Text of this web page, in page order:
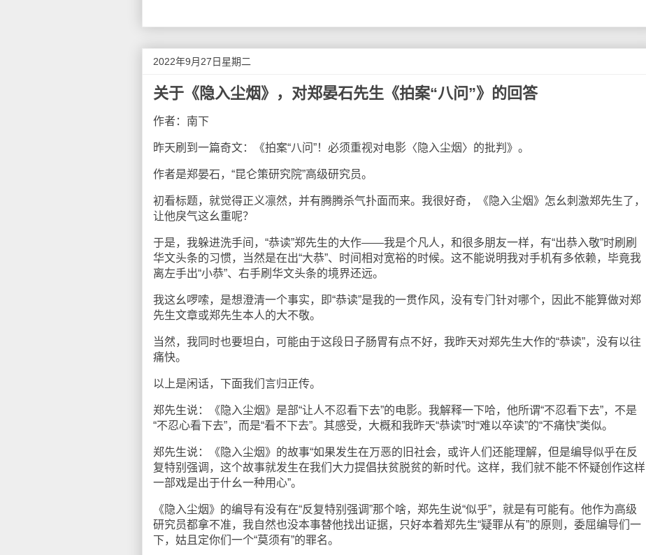
2022年9月27日星期二
关于《隐入尘烟》，对郑晏石先生《拍案“八问”》的回答
作者：南下
昨天刷到一篇奇文：《拍案“八问”！必须重视对电影〈隐入尘烟〉的批判》。
作者是郑晏石，“昆仑策研究院”高级研究员。
初看标题，就觉得正义凛然，并有腾腾杀气扑面而来。我很好奇，《隐入尘烟》怎幺刺激郑先生了，
让他戾气这幺重呢？
于是，我躲进洗手间，“恭读”郑先生的大作——我是个凡人，和很多朋友一样，有“出恭入敬”时刷刷
华文头条的习惯，当然是在出“大恭”、时间相对宽裕的时候。这不能说明我对手机有多依赖，毕竟我
离左手出“小恭”、右手刷华文头条的境界还远。
我这幺啰嗦，是想澄清一个事实，即“恭读”是我的一贯作风，没有专门针对哪个，因此不能算做对郑
先生文章或郑先生本人的大不敬。
当然，我同时也要坦白，可能由于这段日子肠胃有点不好，我昨天对郑先生大作的“恭读”，没有以往
痛快。
以上是闲话，下面我们言归正传。
郑先生说：《隐入尘烟》是部“让人不忍看下去”的电影。我解释一下哈，他所谓“不忍看下去”，不是
“不忍心看下去”，而是“看不下去”。其感受，大概和我昨天“恭读”时“难以卒读”的“不痛快”类似。
郑先生说：《隐入尘烟》的故事“如果发生在万恶的旧社会，或许人们还能理解，但是编导似乎在反
复特别强调，这个故事就发生在我们大力提倡扶贫脱贫的新时代。这样，我们就不能不怀疑创作这样
一部戏是出于什幺一种用心”。
《隐入尘烟》的编导有没有在“反复特别强调”那个啥，郑先生说“似乎”，就是有可能有。他作为高级
研究员都拿不准，我自然也没本事替他找出证据，只好本着郑先生“疑罪从有”的原则，委屈编导们一
下，姑且定你们一个“莫须有”的罪名。